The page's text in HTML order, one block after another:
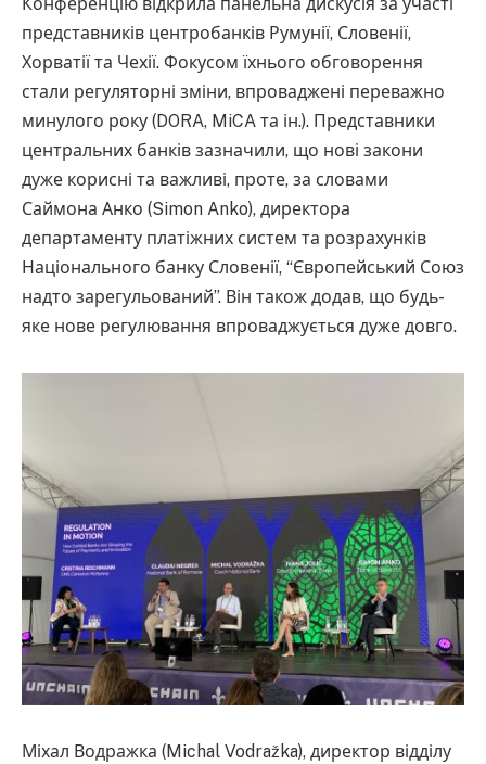
представників центробанків Румунії, Словенії,
Хорватії та Чехії. Фокусом їхнього обговорення
стали регуляторні зміни, впроваджені переважно
минулого року (DORA, MiCA та ін.). Представники
центральних банків зазначили, що нові закони
дуже корисні та важливі, проте, за словами
Саймона Анко (Simon Anko), директора
департаменту платіжних систем та розрахунків
Національного банку Словенії, “Європейський Союз
надто зарегульований”. Він також додав, що будь-
яке нове регулювання впроваджується дуже довго.
Міхал Водражка (Michal Vodražka), директор відділу